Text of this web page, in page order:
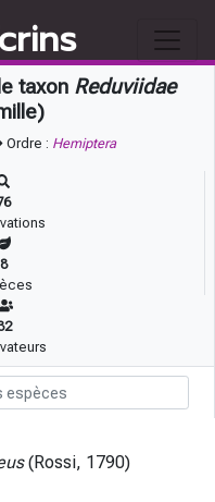
taxon Reduviidae
Ordre : Hemiptera
8
(Rossi, 1790)